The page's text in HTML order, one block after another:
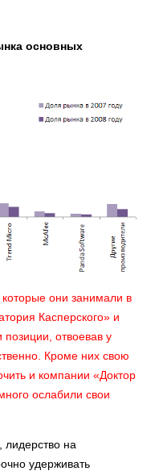
основных
они занимали в
Касперского» и
отвоевав у
Кроме них свою
и компании «Доктор
ослабили свои
лидерство на
удерживать